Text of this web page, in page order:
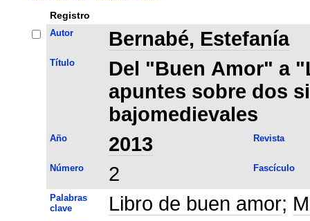
Registro
Autor Bernabé, Estefanía
Título
Del "Buen Amor" a
apuntes sobre dos
bajomedievales
Año 2013 Revista
Número 2 Fascículo
Palabras
clave
Libro de buen amor;